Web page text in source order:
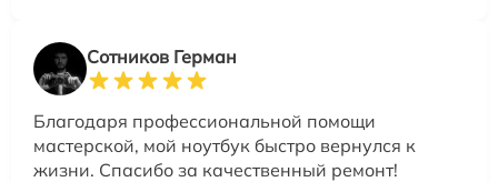
Сотников Герман
Благодаря профессиональной помощи
мастерской, мой ноутбук быстро вернулся к
жизни. Спасибо за качественный ремонт!